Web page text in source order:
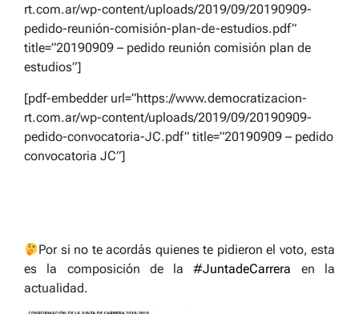
rt.com.ar/wp-content/uploads/2019/09/20190909-
pedido-reunión-comisión-plan-de-estudios.pdf”
title=”20190909 – pedido reunión comisión plan de
estudios”]
[pdf-embedder url=”https://www.democratizacion-
rt.com.ar/wp-content/uploads/2019/09/20190909-
pedido-convocatoria-JC.pdf” title=”20190909 – pedido
convocatoria JC”]
Por si no te acordás quienes te pidieron el voto, esta
es la composición de la#JuntadeCarrera en la
actualidad.